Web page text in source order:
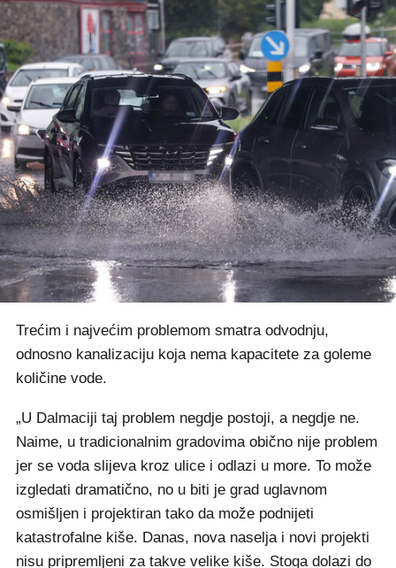
Trećim i najvećim problemom smatra odvodnju,
odnosno kanalizaciju koja nema kapacitete za goleme
količine vode.
„U Dalmaciji taj problem negdje postoji, a negdje ne.
Naime, u tradicionalnim gradovima obično nije problem
jer se voda slijeva kroz ulice i odlazi u more. To može
izgledati dramatično, no u biti je grad uglavnom
osmišljen i projektiran tako da može podnijeti
katastrofalne kiše. Danas, nova naselja i novi projekti
nisu pripremljeni za takve velike kiše. Stoga dolazi do